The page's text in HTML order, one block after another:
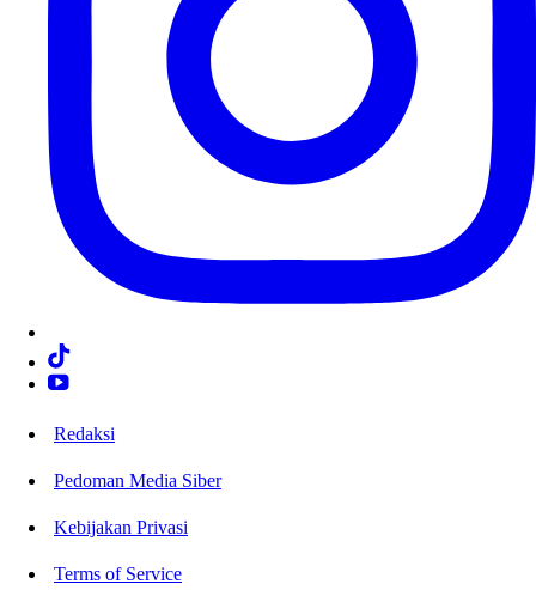
Redaksi
Pedoman Media Siber
Kebijakan Privasi
Terms of Service